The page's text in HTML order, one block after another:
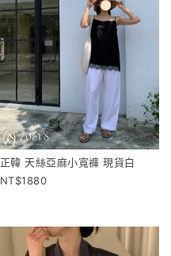
正韓 天絲亞麻小寬褲 現貨白
1880